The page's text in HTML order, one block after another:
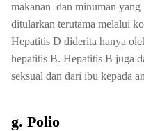
makanan dan minuman
ditularkan terutama melalui
Hepatitis D diderita hanya
hepatitis B. Hepatitis B juga
seksual dan dari ibu kepada
g. Polio